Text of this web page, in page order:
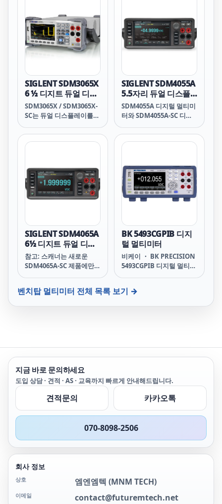
장치를 검증할 경우 Hydra
Series III을 사용하면 이
러한 지침 또는 규정을 훨
씬 더 쉽게 준수할 수 있습
니다.
SIGLENT SDM3065X
6 ½ 디지트 듀얼 디스
플레이 디지털 멀티미
터
SDM3065X / SDM3065X-
SC는 듀얼 디스플레이를
만 카운트 디지털 멀티미
터)입니다. SDM3065X 시
구에 매우 적합합니다.
SIGLENT SDM4055A
5.5자리 듀얼 디스플
레이 디지털 멀티미터
SDM4055A 디지털 멀티미
터와 SDM4055A-SC 디지
자리 판독 분해능과 듀얼
디스플레이를 갖추고 있어
합합니다.
SIGLENT SDM4065A
6½ 디지트 듀얼 디스
플레이 디지털 멀티미
터
참고: 스캐너는 새로운
SDM4065A-SC 제품에만
수 없습니다.
BK 5493CGPIB 디지
털 멀티미터
비케이 ・ BK PRECISION
5493CGPIB 디지털 멀티미
5493CGPIBBK BK
5493CGPIB 5493CGPIB 비
엔케이 비엔케이
BK BK 5493C 5493CB&K
B&K 5493C 5493C비케이
비케이 5493C 5493C 비앤
벤치탑 멀티미터 전체 목록 보기 →
지금 바로 문의하세요
도입 상담 · 견적 · AS · 교육까지 빠르게 안내해드립니다.
견적문의 카카오톡
070-8098-2506
회사 정보
상호 엠엔엠텍 (MNM TECH)
이메일 contact@futuremtech.net